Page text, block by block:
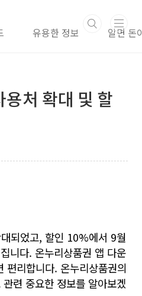
유용한 정보 알면 돈
처 확대 및 할
되었고, 할인 10%에서 9월
니다. 온누리상품권 앱 다운
편리합니다. 온누리상품권의
련 중요한 정보를 알아보겠